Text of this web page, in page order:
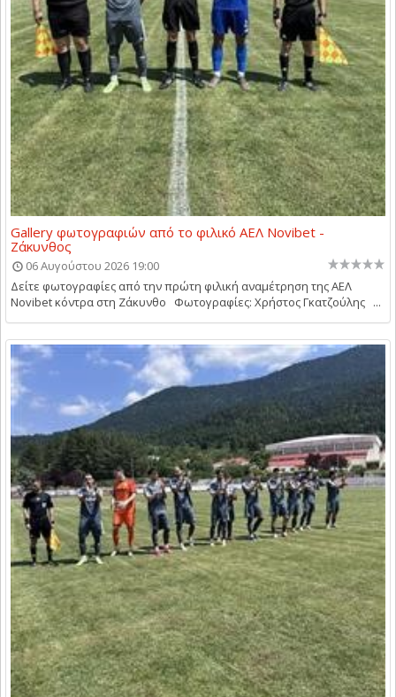
Gallery φωτογραφιών από το φιλικό ΑΕΛ Novibet -
Ζάκυνθος
06 Αυγούστου 2026 19:00
Δείτε φωτογραφίες από την πρώτη φιλική αναμέτρηση της ΑΕΛ
Novibet κόντρα στη Ζάκυνθο Φωτογραφίες: Χρήστος Γκατζούλης ...